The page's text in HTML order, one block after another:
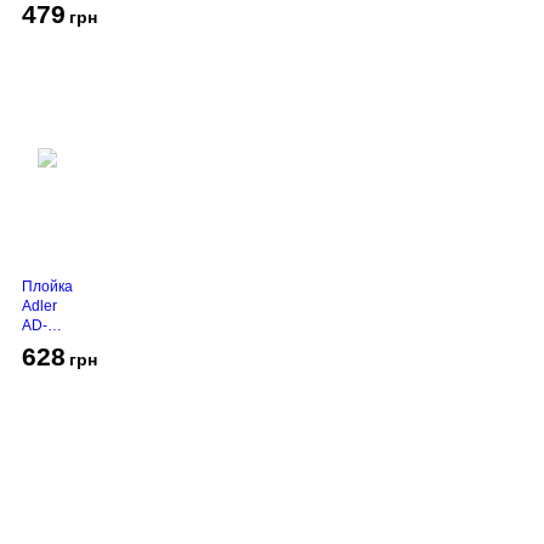
Grey
479 грн
Плойка
Adler
AD-
2116
628 грн